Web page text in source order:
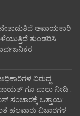
ಅಪಾಯಕಾರಿ
ತುಂಡರಿಸಿ
ವಿರುದ್ದ
ಗೂ ಪಾಲು ನೀಡಿ :
ಸಂಚಾರಕ್ಕೆ ಒತ್ತಾಯ:
ಹಲವಾರು ವಿಚಾರಗಳ